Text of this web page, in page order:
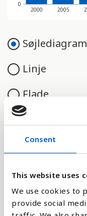
Consent
This website uses
We use cookies to
provide social
0
2000 2005
Søjlediagram
Linje
Flade
Sammenligne med: